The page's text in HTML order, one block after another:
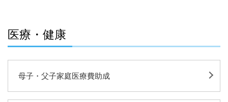
医療・健康
母子・父子家庭医療費助成